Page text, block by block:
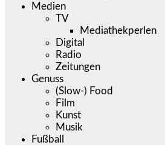
Medien
TV
Mediathekperlen
Digital
Radio
Zeitungen
Genuss
(Slow-) Food
Film
Kunst
Musik
Fußball